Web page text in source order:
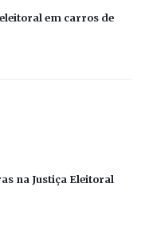
em carros de
na Justiça Eleitoral